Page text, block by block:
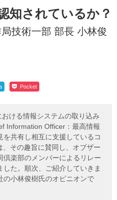
知されているか？
技術一部 部長 小林俊
Pocket
おける情報システムの取り込み
Information Officer：最高情報
共有し相互に支援しているコ
その趣旨に賛同し、オブザー
楽部のメンバーによるリレー
た。順次、ご紹介していきま
の小林俊樹氏のオピニオンで